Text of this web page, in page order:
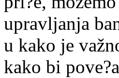
upravljanja
u kako je
kako bi